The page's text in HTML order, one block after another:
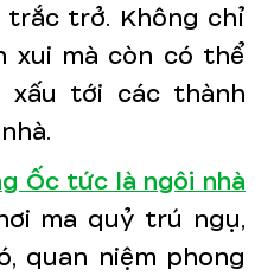
trắc trở. Không chỉ
xui mà còn có thể
xấu tới các thành
Ốc tức là ngôi nhà
ma quỷ trú ngụ,
quan niệm phong